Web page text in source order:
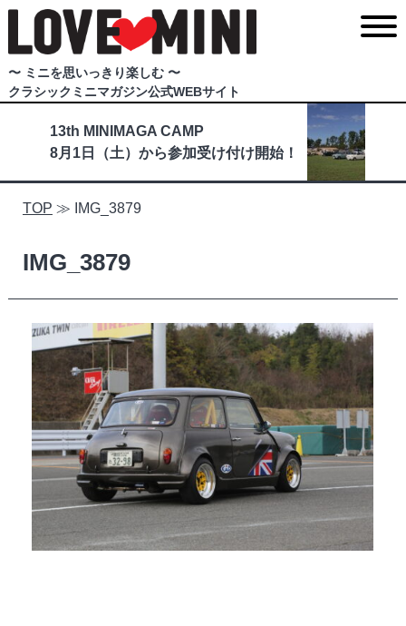
〜 ミニを思いっきり楽しむ 〜
クラシックミニマガジン公式WEBサイト
13th MINIMAGA CAMP
8月1日（土）から参加受け付け開始！
TOP ≫ IMG_3879
IMG_3879